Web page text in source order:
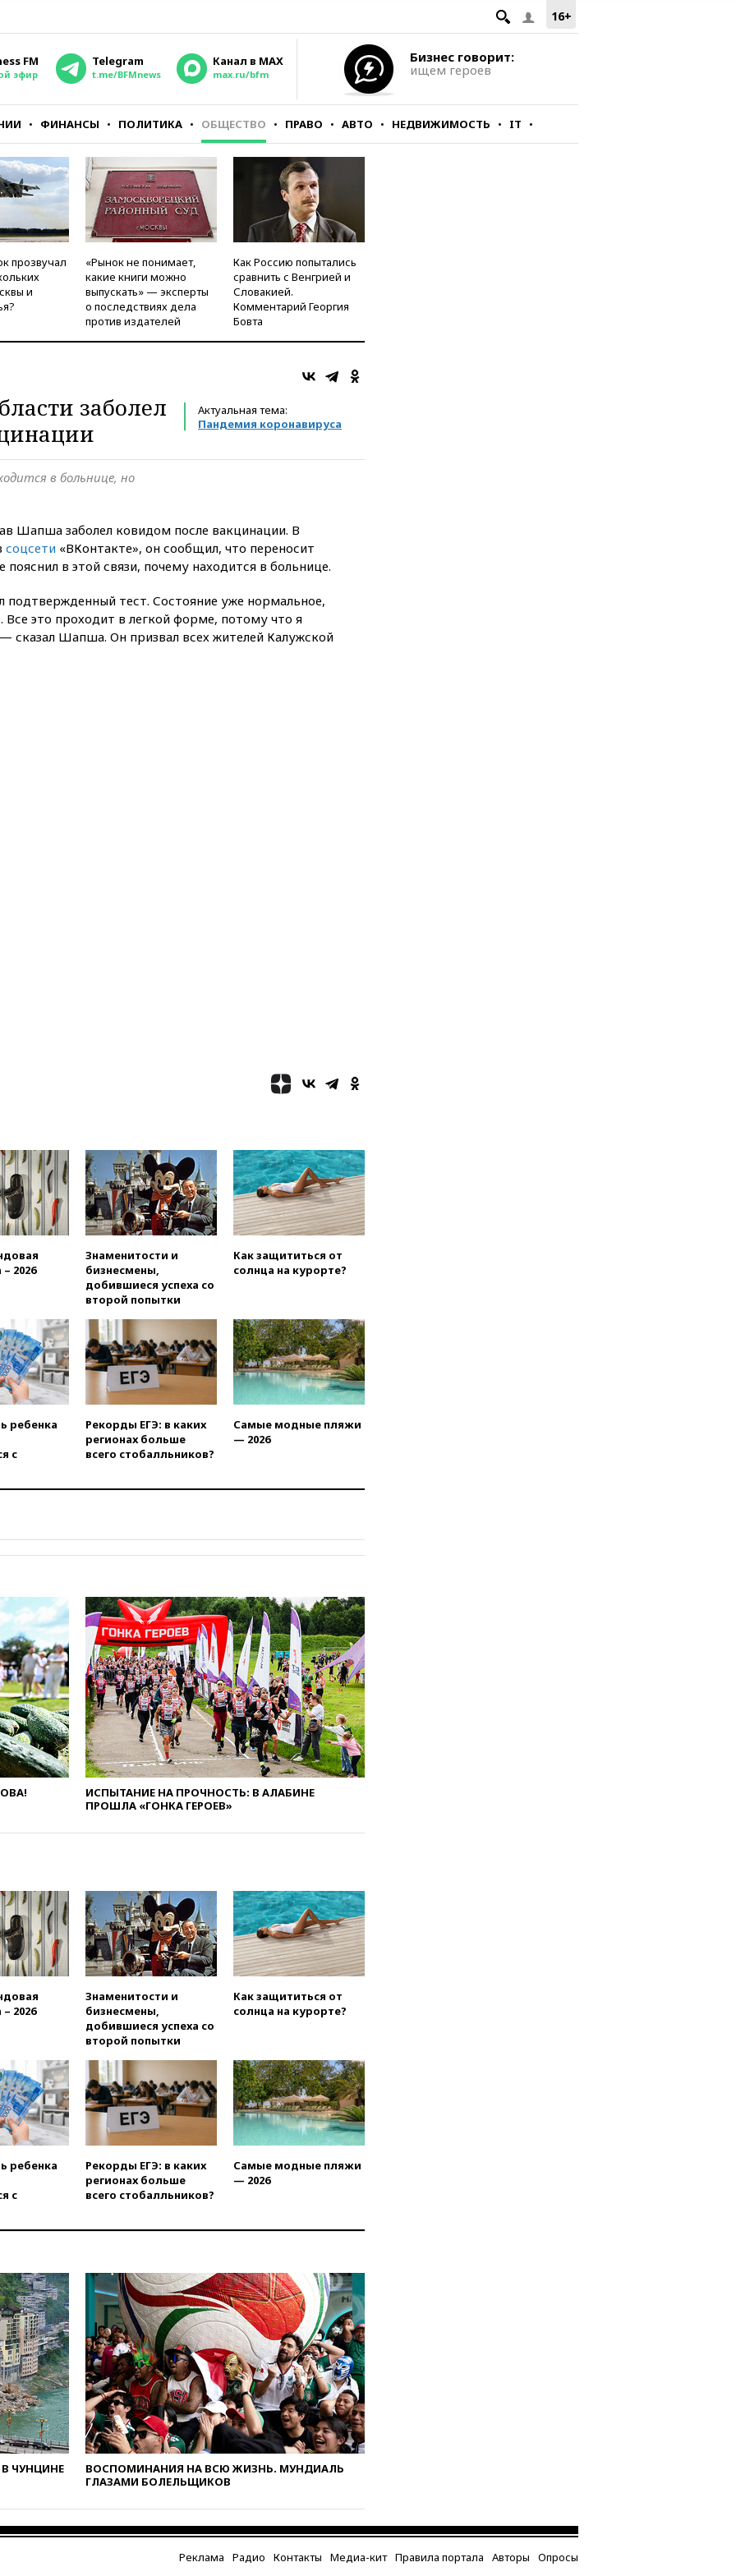
16+
FM
эфир
Telegram
t.me/BFMnews
Канал в MAX
max.ru/bfm
Бизнес говорит:
ищем героев
ФИНАНСЫ ПОЛИТИКА ОБЩЕСТВО ПРАВО АВТО НЕДВИЖИМОСТЬ IT
прозвучал
и
«Рынок не понимает,
какие книги можно
выпускать» — эксперты
о последствиях дела
против издателей
Как Россию попытались
сравнить с Венгрией и
Словакией.
Комментарий Георгия
Бовта
Актуальная тема:
Пандемия коронавируса
заболел
в больнице, но
Шапша заболел ковидом после вакцинации. В
соцсети «ВКонтакте», он сообщил, что переносит
в этой связи, почему находится в больнице.
подтвержденный тест. Состояние уже нормальное,
это проходит в легкой форме, потому что я
сказал Шапша. Он призвал всех жителей Калужской
2026
Знаменитости и
бизнесмены,
добившиеся успеха со
второй попытки
Как защититься от
солнца на курорте?
ребенка
с
Рекорды ЕГЭ: в каких
регионах больше
всего стобалльников?
Самые модные пляжи
— 2026
ИСПЫТАНИЕ НА ПРОЧНОСТЬ: В АЛАБИНЕ
ПРОШЛА «ГОНКА ГЕРОЕВ»
2026
Знаменитости и
бизнесмены,
добившиеся успеха со
второй попытки
Как защититься от
солнца на курорте?
ребенка
с
Рекорды ЕГЭ: в каких
регионах больше
всего стобалльников?
Самые модные пляжи
— 2026
ЧУНЦИНЕ
ВОСПОМИНАНИЯ НА ВСЮ ЖИЗНЬ. МУНДИАЛЬ
ГЛАЗАМИ БОЛЕЛЬЩИКОВ
Реклама Радио Контакты Медиа-кит Правила портала Авторы Опросы